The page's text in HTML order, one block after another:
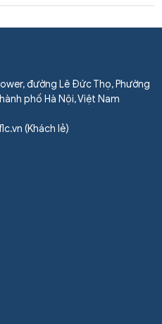
đường Lê Đức Thọ, Phường
phố Hà Nội, Việt Nam
(Khách lẻ)